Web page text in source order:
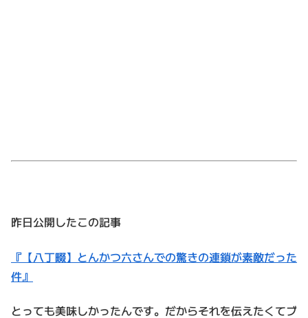
昨日公開したこの記事
『【八丁畷】とんかつ六さんでの驚きの連鎖が素敵だった
件』
とっても美味しかったんです。だからそれを伝えたくてブ